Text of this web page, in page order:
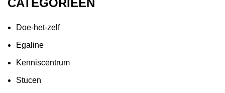
CATEGORIEËN
Doe-het-zelf
Egaline
Kenniscentrum
Stucen